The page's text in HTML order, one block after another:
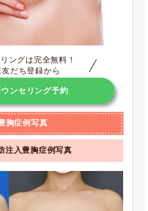
ングは完全無料！
だち登録から
ンセリング予約
胸症例写真
注入豊胸 症例写真